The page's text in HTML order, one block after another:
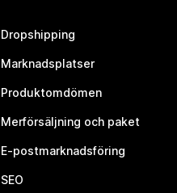
Dropshipping
Marknadsplatser
Produktomdömen
Merförsäljning och paket
E-postmarknadsföring
SEO